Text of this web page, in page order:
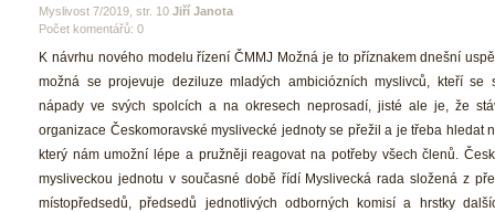
Myslivost 7/2019, str. 10 Jiří Janota
Počet komentářů: 0
K návrhu nového modelu řízení ČMMJ Možná je to příznakem dnešní
možná se projevuje deziluze mladých ambiciózních myslivců, kteří se
nápady ve svých spolcích a na okresech neprosadí, jisté ale je, že
organizace Českomoravské myslivecké jednoty se přežil a je třeba hledat
který nám umožní lépe a pružněji reagovat na potřeby všech členů.
mysliveckou jednotu v současné době řídí Myslivecká rada složená z
místopředsedů, předsedů jednotlivých odborných komisí a hrstky